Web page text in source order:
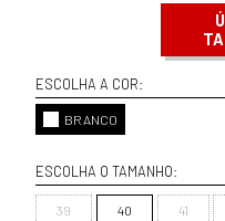
ESCOLHA A COR:
BRANCO
ESCOLHA O TAMANHO:
39 40 41